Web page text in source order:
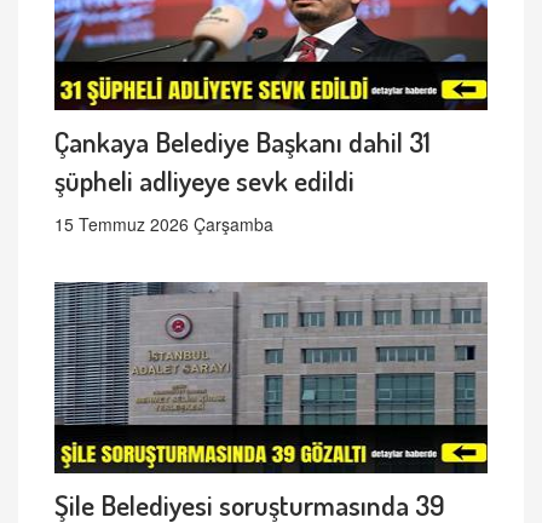
Çankaya Belediye Başkanı dahil 31
şüpheli adliyeye sevk edildi
15 Temmuz 2026 Çarşamba
Şile Belediyesi soruşturmasında 39